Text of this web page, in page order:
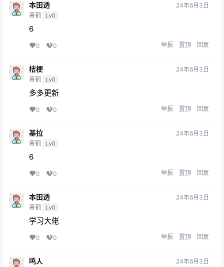
本田透
青铜 Lv0
24年6月3日
6
0 0 举报 置顶 回复
桔梗
青铜 Lv0
24年6月3日
多多更新
0 0 举报 置顶 回复
基拉
青铜 Lv0
24年6月3日
6
0 0 举报 置顶 回复
本田透
青铜 Lv0
24年6月3日
学习大佬
0 0 举报 置顶 回复
鸣人 24年6月3日